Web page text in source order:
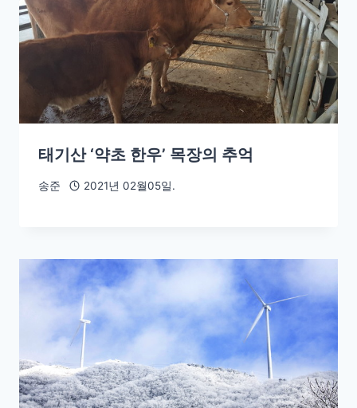
태기산 ‘약초 한우’ 목장의 추억
송준 2021년 02월05일.